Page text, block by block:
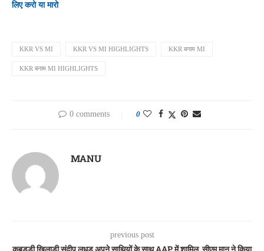
लिए करो या मारो
KKR VS MI KKR VS MI HIGHLIGHTS KKR बनाम MI
KKR बनाम MI HIGHLIGHTS
0 comments 0
MANU
previous post